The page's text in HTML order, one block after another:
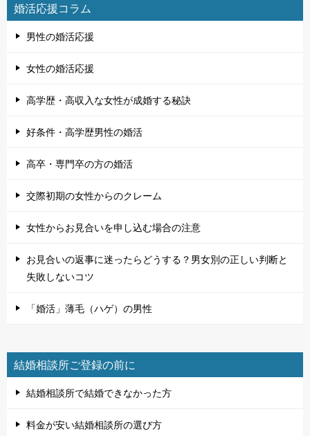
婚活応援コラム
男性の婚活応援
女性の婚活応援
高学歴・高収入な女性が成婚する秘訣
好条件・高学歴男性の婚活
高卒・専門卒の方の婚活
交際初期の女性からのクレーム
女性からお見合いを申し込む場合の注意
お見合いの返事に迷ったらどうする？男女別の正しい判断と
失敗しないコツ
「婚活」薄毛（ハゲ）の男性
結婚相談所ご登録の前に
結婚相談所で結婚できなかった方
料金が安い結婚相談所の選び方